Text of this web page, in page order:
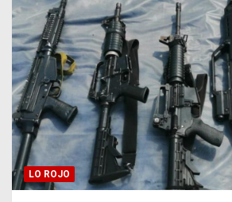
LO ROJO